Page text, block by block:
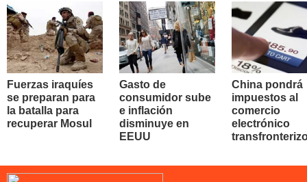
Fuerzas iraquíes
se preparan para
la batalla para
recuperar Mosul
Gasto de
consumidor sube
e inflación
disminuye en
EEUU
China pondrá
impuestos al
comercio
electrónico